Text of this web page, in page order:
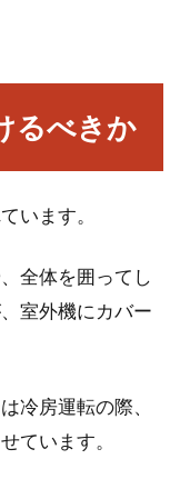
るべきか
います。
全体を囲ってし
室外機にカバー
冷房運転の際、
ています。